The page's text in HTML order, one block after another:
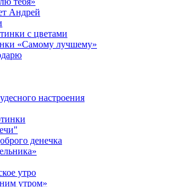
Андрей
с цветами
«Самому лучшему»
настроения
денечка
утро
утром»‎